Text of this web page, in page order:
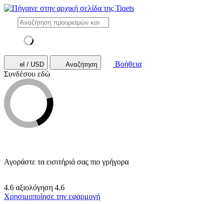
el / USD Αναζήτηση
Βοήθεια
Συνδέσου εδώ
Αγοράστε τα εισιτήριά σας πιο γρήγορα
4.6 αξιολόγηση 4.6
Χρησιμοποίησε την εφαρμογή